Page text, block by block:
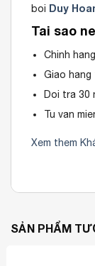
boi Duy
Tai sao
Chinh
Giao
Doi tra 30
Tu van
Xem them
SẢN PHẨM